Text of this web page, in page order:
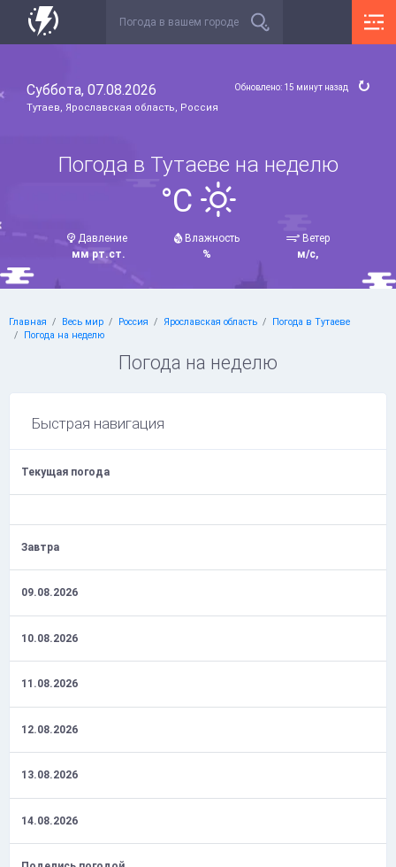
Суббота, 07.08.2026
Тутаев, Ярославская область, Россия
Обновлено: 15 минут назад
Погода в Тутаеве на неделю
°C
Давление
мм рт.ст.
Влажность
%
Ветер
м/с,
Главная Весь мир Россия Ярославская область
Погода в Тутаеве
Погода на неделю
Погода на неделю
Быстрая навигация
Текущая погода
Завтра
09.08.2026
10.08.2026
11.08.2026
12.08.2026
13.08.2026
14.08.2026